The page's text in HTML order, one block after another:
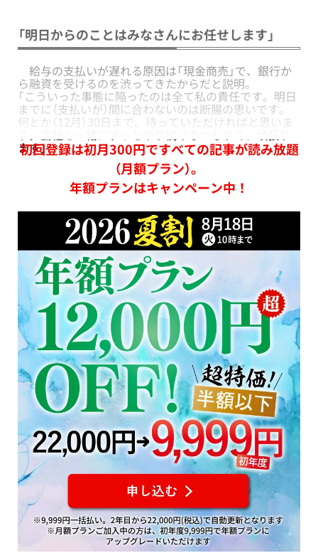
「明日からのことはみなさんにお任せします」
給与の支払いが遅れる原因は「現金商売」で、銀行か
ら融資を受けるのを渋ってきたからだと説明。
「こういった事態に陥ったのは全て私の責任です。明日
までに（支払いが）間に合わないのは断腸の思いです。
何とか（12月）30日まで、待っていただければと思いま
ます」
初回登録は初月300円ですべての記事が読み放題
（月額プラン）。
年額プランはキャンペーン中！